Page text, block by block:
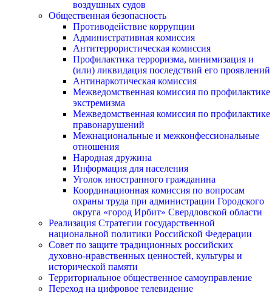
воздушных судов
Общественная безопасность
Противодействие коррупции
Административная комиссия
Антитеррористическая комиссия
Профилактика терроризма, минимизация и
(или) ликвидация последствий его проявлений
Антинаркотическая комиссия
Межведомственная комиссия по профилактике
экстремизма
Межведомственная комиссия по профилактике
правонарушений
Межнациональные и межконфессиональные
отношения
Народная дружина
Информация для населения
Уголок иностранного гражданина
Координационная комиссия по вопросам
охраны труда при администрации Городского
округа «город Ирбит» Свердловской области
Реализация Стратегии государственной
национальной политики Российской Федерации
Совет по защите традиционных российских
духовно-нравственных ценностей, культуры и
исторической памяти
Территориальное общественное самоуправление
Переход на цифровое телевидение